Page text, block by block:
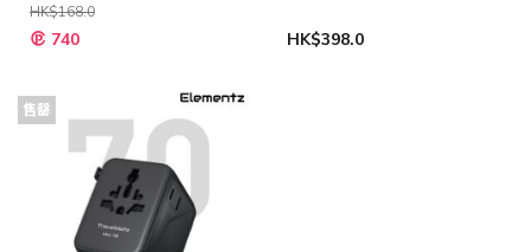
HK$168.0
特
殊 740 HK$398.0
售罄